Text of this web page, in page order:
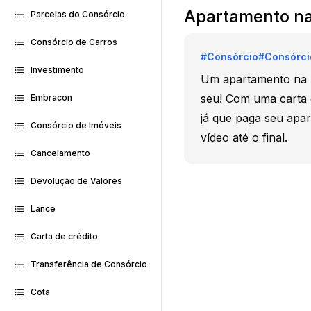
Parcelas do Consórcio
Consórcio de Carros
Investimento
Embracon
Consórcio de Imóveis
Cancelamento
Devolução de Valores
Lance
Carta de crédito
Transferência de Consórcio
Cota
Apartamento
#Consórcio#
Um apartamento
seu! Com uma
já que paga seu
vídeo até o final.